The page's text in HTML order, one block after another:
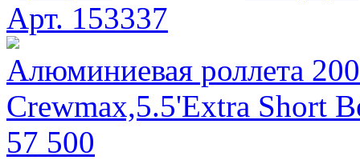
Арт. 153337
Алюминиевая роллета
Crewmax,5.5'Extra Short
57 500